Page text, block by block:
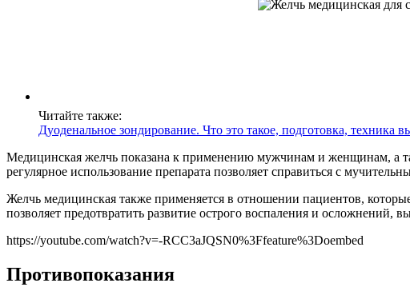
Читайте также:
Дуоденальное зондирование. Что это такое, подготовка, техника
Медицинская желчь показана к применению мужчинам и женщинам, а
регулярное использование препарата позволяет справиться с
Желчь медицинская также применяется в отношении пациентов,
позволяет предотвратить развитие острого воспаления и осложнений,
https://youtube.com/watch?v=-RCC3aJQSN0%3Ffeature%3Doembed
Противопоказания